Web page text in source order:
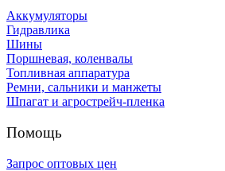
Аккумуляторы
Гидравлика
Шины
Поршневая, коленвалы
Топливная аппаратура
Ремни, сальники и манжеты
Шпагат и агрострейч-пленка
Помощь
Запрос оптовых цен